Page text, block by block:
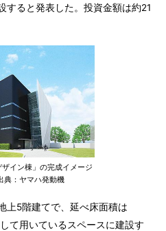
すると発表した。投資金額は約21
イン棟」の完成イメージ
典：ヤマハ発動機
5階建てで、延べ床面積は
て用いているスペースに建設す